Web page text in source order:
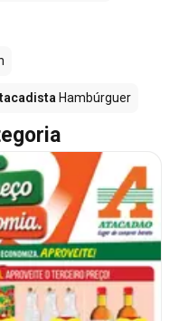
Hambúrguer